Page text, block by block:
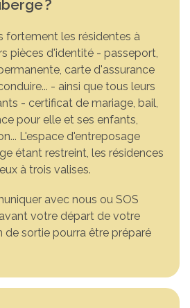
?
fortement les résidentes à
pièces d'identité - passeport,
carte d'assurance
- ainsi que tous leurs
- certificat de mariage, bail,
pour elle et ses enfants,
L'espace d'entreposage
étant restreint, les résidences
à trois valises.
avec nous ou SOS
votre départ de votre
de sortie pourra être préparé